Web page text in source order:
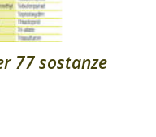
77 sostanze